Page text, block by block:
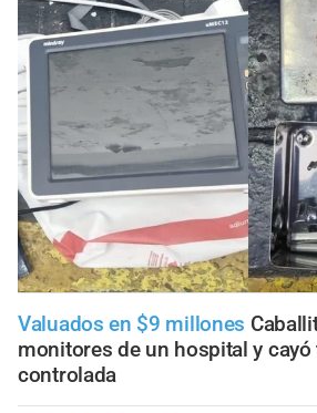
Valuados en $9 millones
monitores de un hospital y
controlada